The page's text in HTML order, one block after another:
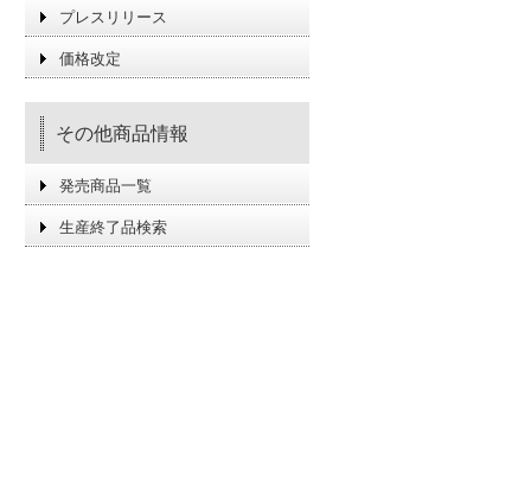
プレスリリース
価格改定
その他商品情報
発売商品一覧
生産終了品検索